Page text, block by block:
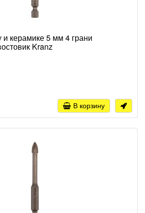
и керамике 5 мм 4 грани
Kranz
В корзину